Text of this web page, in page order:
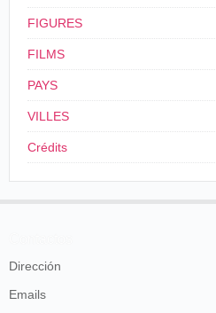
FIGURES
FILMS
PAYS
VILLES
Crédits
Dirección
Emails